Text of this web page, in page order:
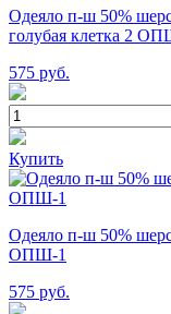
Одеяло п-ш 50%
голубая клетка 2
575 руб.
Купить
Одеяло п-ш 50%
ОПШ-1
575 руб.